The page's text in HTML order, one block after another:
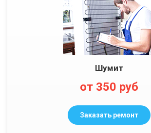
Шумит
от 350 руб
Заказать ремонт